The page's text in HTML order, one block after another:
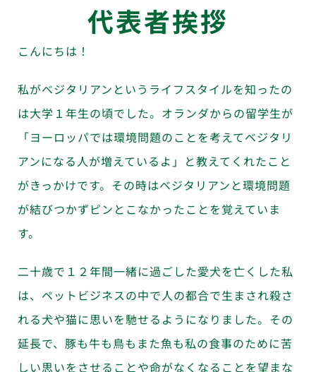
代表者挨拶
こんにちは！
私がベジタリアンというライフスタイルを知ったの
は大学１年生の頃でした。オランダからの留学生が
「ヨーロッパでは環境問題のことを考えてベジタリ
アンになる人が増えているよ」と教えてくれたこと
がきっかけです。その時はベジタリアンと環境問題
が結びつかずピンとこなかったことを覚えていま
す。
二十歳で１２年間一緒に過ごした愛犬を亡くした私
は、ペットビジネスの中で人の都合で生まされ殺さ
れる犬や猫に思いを馳せるようになりました。その
延長で、豚も牛も鳥もまた魚も私の食事のために苦
しい思いをさせることや命がなくなることを望まな